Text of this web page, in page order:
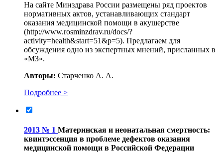
На сайте Минздрава России размещены ряд проектов
нормативных актов, устанавливающих стандарт
оказания медицинской помощи в акушерстве
(http://www.rosminzdrav.ru/docs/?
activity=health&start=51&p=5). Предлагаем для
обсуждения одно из экспертных мнений, присланных в
«МЗ».
Авторы: Старченко А. А.
Подробнее >
2013 № 1 Материнская и неонатальная смертность:
квинтэссенция в проблеме дефектов оказания
медицинской помощи в Российской Федерации